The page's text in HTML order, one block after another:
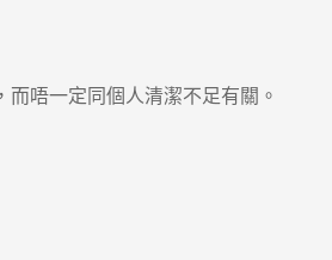
唔一定同個人清潔不足有關。